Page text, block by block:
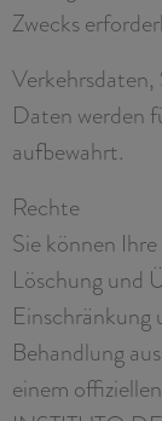
Zwecks
Daten werden
aufbewahrt.
Rechte
Sie können
Löschung und
Einschränkung
Behandlung
einem